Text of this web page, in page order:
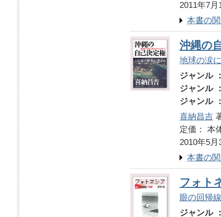
2011年7月
本書の
沖縄の
地球の涙
ジャンル
ジャンル
ジャンル
喜納昌吉
定価：
2010年5月
本書の
フォト
眼の回帰
ジャンル